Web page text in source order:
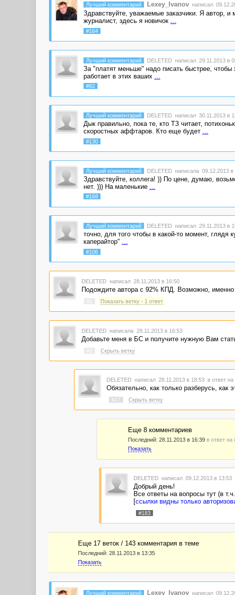
Лучший комментарий Lexey_Ivanov написал
Здравствуйте, уважаемые заказчики. Я автор,
журналист, здесь я новичок ...
#164
Лучший комментарий DELETED написал 29.11.2013 в
За "платят меньше" надо писать быстрее, чтобы
работает в этих ваших
#82
Лучший комментарий DELETED написал 30.11.2013 в
Дык правильно, пока те, кто ТЗ читает,
скоростных аффтаров. Кто еще будет ...
#130
Лучший комментарий DELETED написала 09.12.2013 в
Здравствуйте, коллега! )) По цене, думаю,
нет. ))) На маленькие
#168
Лучший комментарий DELETED написал 29.11.2013 в
точно, для того чтобы в какой-то момент, глядя
каперайтор" ...
#106
DELETED написал 28.11.2013 в 16:50
Подождите автора с 92% КПД. Возможно, именно
Показать ветку - 1 ответ
DELETED написала 28.11.2013 в 16:53
Добавьте меня в БС и получите нужную Вам
Скрыть ветку
DELETED написал 28.11.2013 в 18:53 в ответ на
Обязательно, как только разберусь, как
#17 Скрыть ветку
Еще 8 комментариев
Последний: 28.11.2013 в 16:39 в ответ на
Показать
DELETED написал 09.12.2013 в 13:53
Добрый день!
Все ответы на вопросы тут (в
[ссылки видны только
#183
Еще 17 веток / 143 комментария в темe
Последний: 28.11.2013 в 13:35
Показать
Лучший комментарий Lexey_Ivanov написал